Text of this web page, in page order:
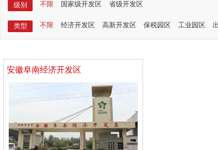
级别 不限 国家级开发区 省级开发区
类型 不限 经济开发区 高新开发区 保税园区 工业园区
安徽阜南经济开发区